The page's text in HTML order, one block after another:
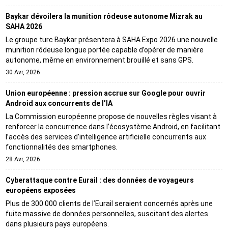
Baykar dévoilera la munition rôdeuse autonome Mizrak au
SAHA 2026
Le groupe turc Baykar présentera à SAHA Expo 2026 une nouvelle
munition rôdeuse longue portée capable d’opérer de manière
autonome, même en environnement brouillé et sans GPS.
30 Avr, 2026
Union européenne : pression accrue sur Google pour ouvrir
Android aux concurrents de l’IA
La Commission européenne propose de nouvelles règles visant à
renforcer la concurrence dans l’écosystème Android, en facilitant
l’accès des services d’intelligence artificielle concurrents aux
fonctionnalités des smartphones.
28 Avr, 2026
Cyberattaque contre Eurail : des données de voyageurs
européens exposées
Plus de 300 000 clients de l’Eurail seraient concernés après une
fuite massive de données personnelles, suscitant des alertes
dans plusieurs pays européens.